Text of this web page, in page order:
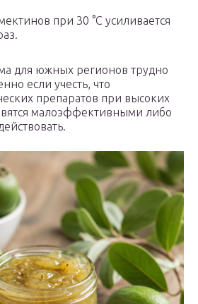
при 30 °С усиливается
для южных регионов трудно
если учесть, что
препаратов при высоких
малоэффективными либо